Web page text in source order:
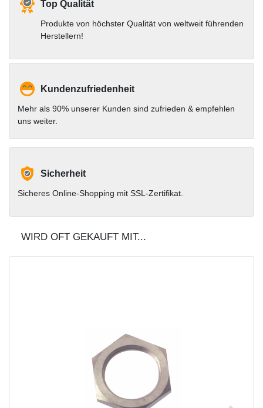
Top Qualität
Produkte von höchster Qualität von weltweit führenden
Herstellern!
Kundenzufriedenheit
Mehr als 90% unserer Kunden sind zufrieden & empfehlen
uns weiter.
Sicherheit
Sicheres Online-Shopping mit SSL-Zertifikat.
WIRD OFT GEKAUFT MIT...